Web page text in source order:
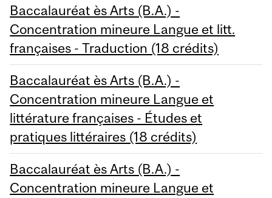
Baccalauréat ès Arts (B.A.) -
Concentration mineure Langue et litt.
françaises - Traduction (18 crédits)
Baccalauréat ès Arts (B.A.) -
Concentration mineure Langue et
littérature françaises - Études et
pratiques littéraires (18 crédits)
Baccalauréat ès Arts (B.A.) -
Concentration mineure Langue et